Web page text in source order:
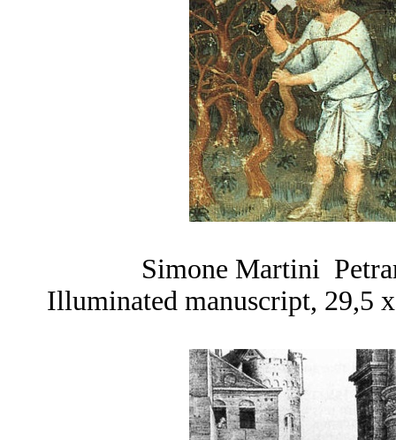
Simone Martini
Illuminated manuscript, 29,5